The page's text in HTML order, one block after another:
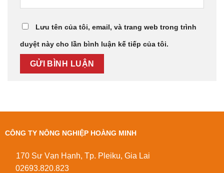
Lưu tên của tôi, email, và trang web trong trình
duyệt này cho lần bình luận kế tiếp của tôi.
CÔNG TY NÔNG NGHIỆP HOÀNG MINH
170 Sư Vạn Hạnh, Tp. Pleiku, Gia Lai
02693.820.823